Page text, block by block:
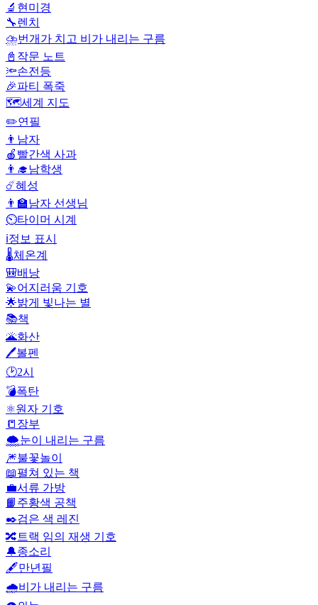
🔬 현미경
🔧렌치
⛈️번개가 치고 비가 내리는 구름
📓 작문 노트
🔦손전등
🎉파티 폭죽
🗺️세계 지도
✏️연필
👨 남자
🍎 빨간색 사과
👨‍🎓남학생
☄️혜성
👨‍🏫남자 선생님
⏲️타이머 시계
ℹ️정보 표시
🌡️체온계
🎒배낭
💫어지러움 기호
🌟밝게 빛나는 별
📚책
🌋화산
🖊️볼펜
🕑2시
💣폭탄
⚛️원자 기호
📒 장부
🌨️눈이 내리는 구름
🎆불꽃놀이
📖펼쳐 있는 책
💼서류 가방
📙 주황색 공책
✒️검은 색 레진
🔀 트랙 임의 재생 기호
🔔종소리
🖋️만년필
🌧️비가 내리는 구름